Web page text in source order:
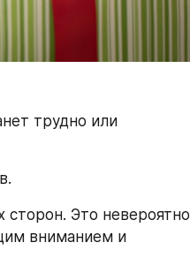
трудно или
Это невероятно
вниманием и